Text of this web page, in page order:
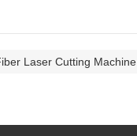
Laser Cutting Machine